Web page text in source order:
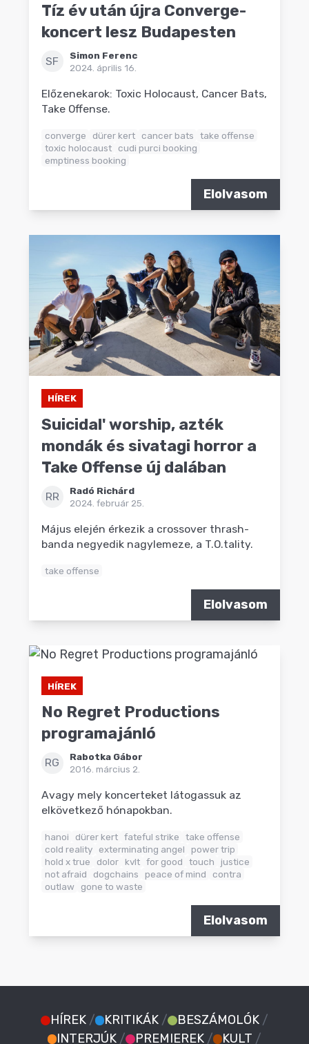
Tíz év után újra Converge-
koncert lesz Budapesten
SF
Simon Ferenc
2024. április 16.
Előzenekarok: Toxic Holocaust, Cancer Bats,
Take Offense.
converge dürer kert cancer bats
take offense
toxic holocaust cudi purci booking
emptiness booking
Elolvasom
HÍREK
Suicidal' worship, azték
mondák és sivatagi horror a
Take Offense új dalában
RR
Radó Richárd
2024. február 25.
Május elején érkezik a crossover thrash-
banda negyedik nagylemeze, a T.O.tality.
take offense
Elolvasom
HÍREK
No Regret Productions
programajánló
RG
Rabotka Gábor
2016. március 2.
Avagy mely koncerteket látogassuk az
elkövetkező hónapokban.
hanoi dürer kert fateful strike
take offense
cold reality exterminating angel
power trip
hold x true
dolor kvlt for good touch
justice
not afraid
dogchains peace of mind
contra
outlaw
gone to waste
Elolvasom
HÍREK / KRITIKÁK / BESZÁMOLÓK /
INTERJÚK / PREMIEREK / KULT /